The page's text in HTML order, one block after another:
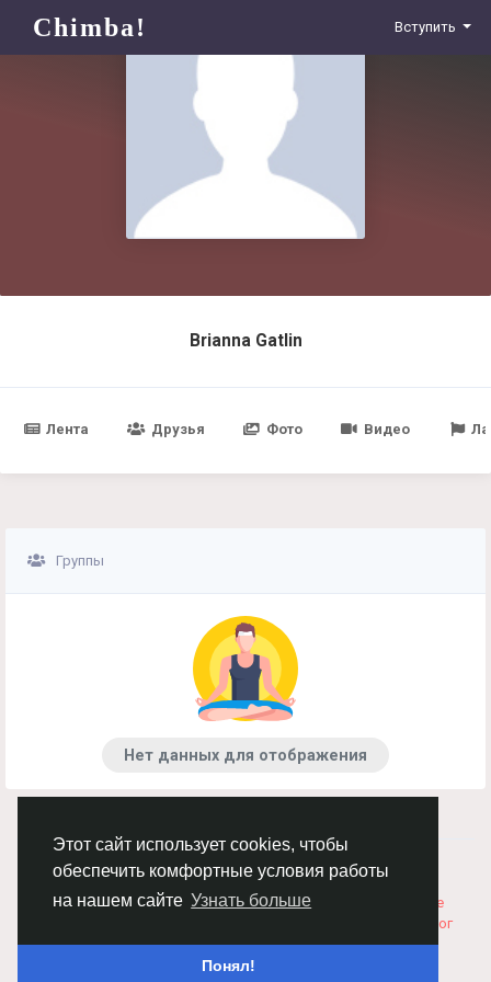
Этот сайт использует cookies, чтобы
обеспечить комфортные условия работы
на нашем сайте Узнать больше
Понял!
Chimba! Вступить
Brianna Gatlin
Лента Друзья Фото Видео
Группы
Нет данных для отображения
© 2026 Chimba!
Русский
Правила размещения и покупки товаров
Как добавить
вакансию
Правила размещения статей
Соглашение
Каталог